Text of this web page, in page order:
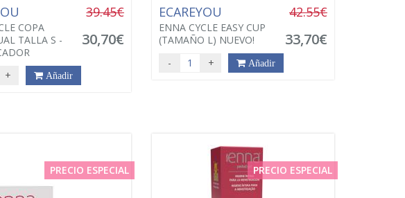
COPA
TALLA S -
39.45€
30,70€
+ Añadir
ECAREYOU
ENNA CYCLE EASY CUP
(TAMAÑO L) NUEVO!
42.55€
33,70€
- + Añadir
PRECIO ESPECIAL PRECIO ESPECIAL